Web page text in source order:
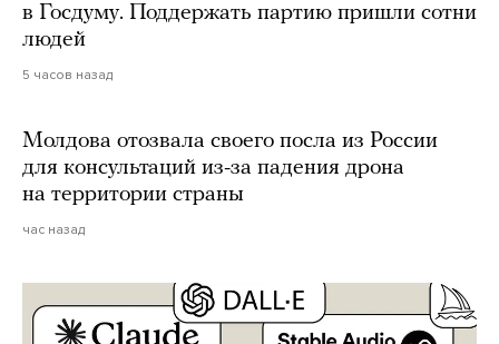
в Госдуму. Поддержать партию пришли сотни
людей
5 часов назад
Молдова отозвала своего посла из России
для консультаций из-за падения дрона
на территории страны
час назад